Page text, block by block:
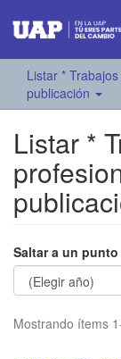
Listar *
publicación
Listar *
Saltar a un
Mostrando ítems